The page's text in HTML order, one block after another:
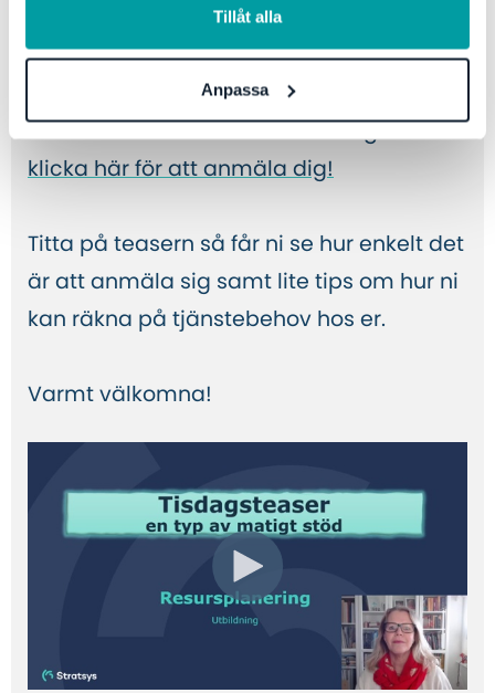
Tillåt alla
Anpassa
bättre kan vara strateg i sin planering.
Utbildningen går av stapeln den 16 mars
klicka här för att anmäla dig!
Titta på teasern så får ni se hur enkelt det
är att anmäla sig samt lite tips om hur ni
kan räkna på tjänstebehov hos er.
Varmt välkomna!